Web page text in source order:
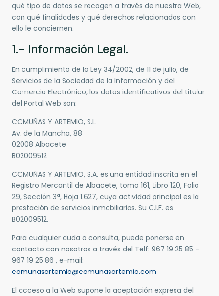
qué tipo de datos se recogen a través de nuestra Web,
con qué finalidades y qué derechos relacionados con
ello le conciernen.
1.- Información Legal.
En cumplimiento de la Ley 34/2002, de 11 de julio, de
Servicios de la Sociedad de la Información y del
Comercio Electrónico, los datos identificativos del titular
del Portal Web son:
COMUÑAS Y ARTEMIO, S.L.
Av. de la Mancha, 88
02008 Albacete
B02009512
COMUÑAS Y ARTEMIO, S.A. es una entidad inscrita en el
Registro Mercantil de Albacete, tomo 161, Libro 120, Folio
29, Sección 3ª, Hoja 1.627, cuya actividad principal es la
prestación de servicios inmobiliarios. Su C.I.F. es
B02009512.
Para cualquier duda o consulta, puede ponerse en
contacto con nosotros a través del Telf: 967 19 25 85 –
967 19 25 86 , e-mail:
comunasartemio@comunasartemio.com
El acceso a la Web supone la aceptación expresa del